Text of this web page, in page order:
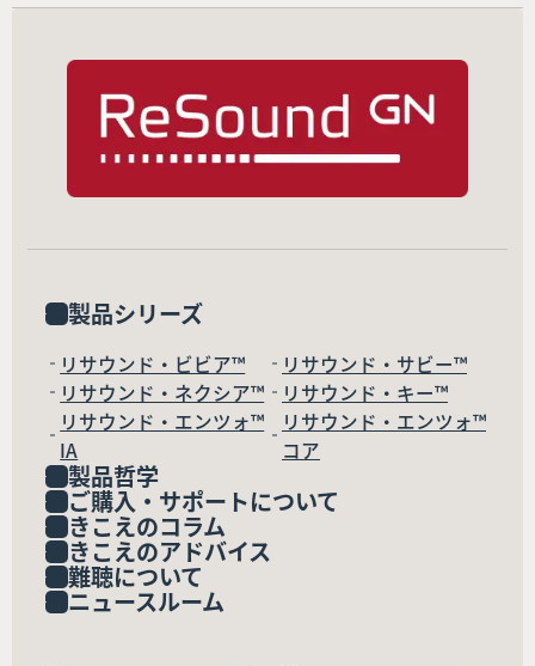
製品シリーズ
リサウンド・ビビア™
リサウンド・サビー™
リサウンド・ネクシア™
リサウンド・キー™
リサウンド・エンツォ™
IA
リサウンド・エンツォ™
コア
製品哲学
ご購入・サポートについて
きこえのコラム
きこえのアドバイス
難聴について
ニュースルーム